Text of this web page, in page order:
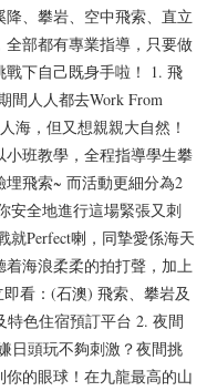
、攀岩、空中飛索、直立
部都有專業指導，只要做
下自己既身手啦！ 1. 飛
間人人都去Work From
海，但又想親親大自然！
班教學，全程指導學生攀
飛索~ 而活動更細分為2
安全地進行這場緊張又刺
Perfect喇，同摯愛係海天
海浪柔柔的拍打聲，加上
看：(石澳) 飛索、攀岩及
色住宿預訂平台 2. 夜間
日頭玩不夠刺激？夜間挑
的眼球！在九龍最高的山